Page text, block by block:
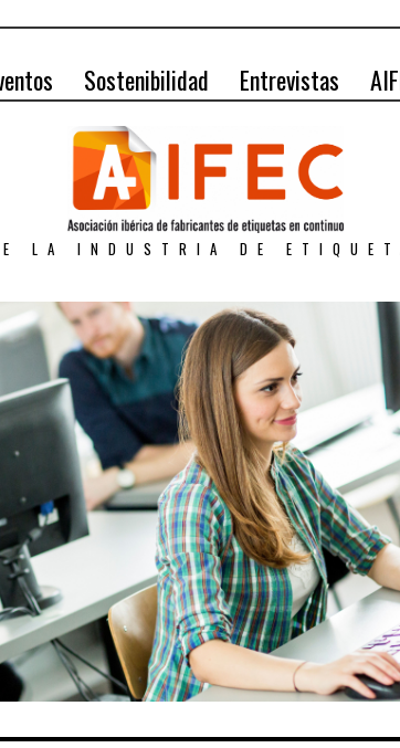
Sostenibilidad Entrevistas
LA INDUSTRIA DE